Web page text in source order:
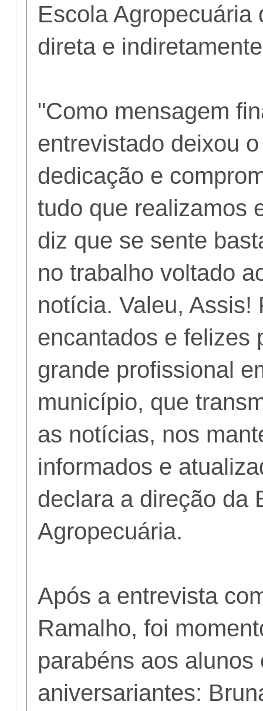
Escola Agropecuária
direta e
"Como mensagem
entrevistado deixou
dedicação e
tudo que realizamos
diz que se sente
no trabalho voltado
notícia. Valeu, Assis!
encantados e felizes
grande profissional
município, que
as notícias, nos
informados e
declara a direção da
Agropecuária.
Após a entrevista
Ramalho, foi
parabéns aos alunos
aniversariantes: